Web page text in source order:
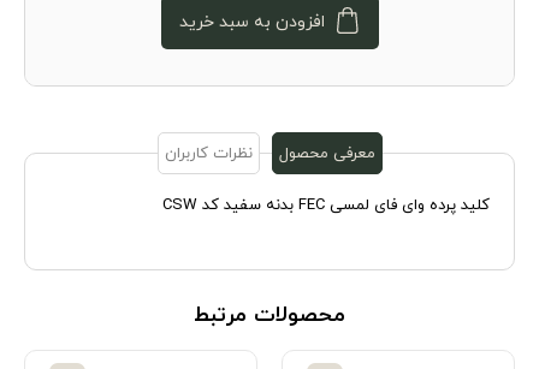
افزودن به سبد خرید
معرفی محصول نظرات کاربران
کلید پرده وای فای لمسی FEC بدنه سفید کد CSW
محصولات مرتبط